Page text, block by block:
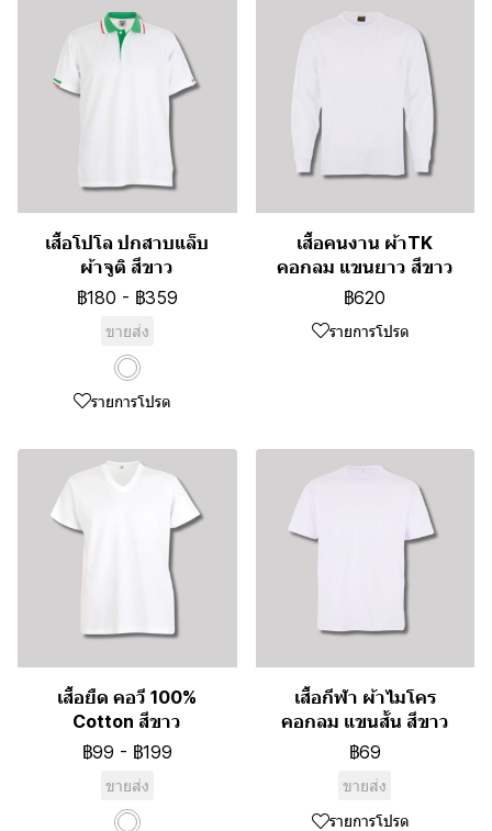
เสื้อโปโล ปกสาบแล็บ
ผ้าจูติ สีขาว
฿180 - ฿359
ขายส่ง
รายการโปรด
เสื้อคนงาน ผ้าTK
คอกลม แขนยาว สีขาว
฿620
รายการโปรด
เสื้อยืด คอวี 100%
Cotton สีขาว
฿99 - ฿199
ขายส่ง
เสื้อกีฬา ผ้าไมโคร
คอกลม แขนสั้น สีขาว
฿69
ขายส่ง
รายการโปรด